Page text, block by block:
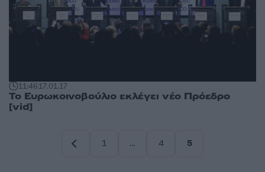
11:4617.01.17
Το Ευρωκοινοβούλιο εκλέγει νέο Πρόεδρο
[vid]
1
…
4
5